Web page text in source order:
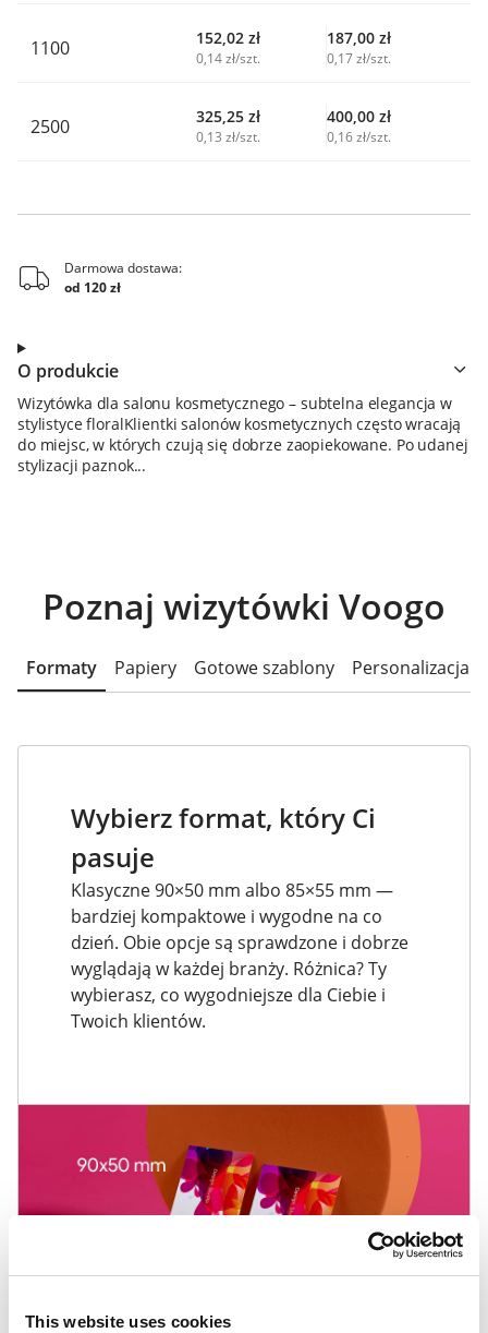
This website uses cookies
1100 152,02 zł
0,14 zł/szt.
187,00 zł
0,17 zł/szt.
2500 325,25 zł
0,13 zł/szt.
400,00 zł
0,16 zł/szt.
Darmowa dostawa:
od 120 zł
O produkcie
Wizytówka dla salonu kosmetycznego – subtelna elegancja w
stylistyce floralKlientki salonów kosmetycznych często wracają
do miejsc, w których czują się dobrze zaopiekowane. Po udanej
stylizacji paznok...
Poznaj wizytówki Voogo
Formaty Papiery Gotowe szablony Personalizacja
Wybierz format, który Ci
pasuje
Klasyczne 90×50 mm albo 85×55 mm —
bardziej kompaktowe i wygodne na co
dzień. Obie opcje są sprawdzone i dobrze
wyglądają w każdej branży. Różnica? Ty
wybierasz, co wygodniejsze dla Ciebie i
Twoich klientów.